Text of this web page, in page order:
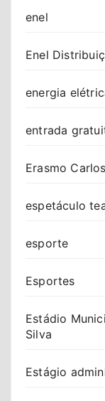
enel
Enel
energia
entrada
Erasmo Carlos
espetáculo
esporte
Esportes
Estádio
Silva
Estágio